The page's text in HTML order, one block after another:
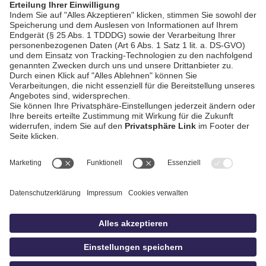
Schwäbisch Hall
AGB / Gewinnspiele
Datenschutz
Impressum
idowa.de
Privatsphäre